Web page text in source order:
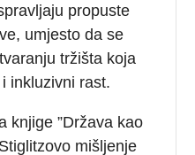
propuste
umjesto da se
tržišta koja
inkluzivni rast.
knjige ”Država kao
mišljenje